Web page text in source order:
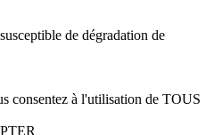
de dégradation de
consentez à l'utilisation de TOUS